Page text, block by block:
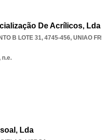
De Acrílicos, Lda
B LOTE 31, 4745-456, UNIAO
n.e.
Lda